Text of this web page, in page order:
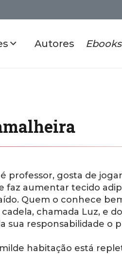
Autores Ebooks
é professor, gosta de
faz aumentar tecido
Quem o conhece
chamada Luz, e
sua responsabilidade o
habitação está